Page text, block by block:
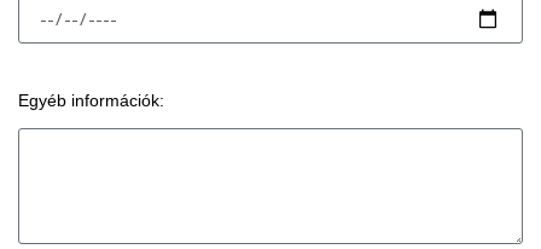
Egyéb információk: